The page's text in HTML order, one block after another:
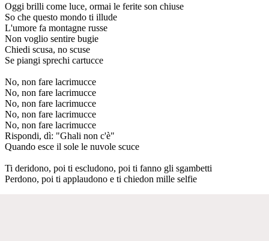
Oggi brilli come luce, ormai le ferite son chiuse
So che questo mondo ti illude
L'umore fa montagne russe
Non voglio sentire bugie
Chiedi scusa, no scuse
Se piangi sprechi cartucce
No, non fare lacrimucce
No, non fare lacrimucce
No, non fare lacrimucce
No, non fare lacrimucce
No, non fare lacrimucce
Rispondi, dì: "Ghali non c'è"
Quando esce il sole le nuvole scuce
Ti deridono, poi ti escludono, poi ti fanno gli sgambetti
Perdono, poi ti applaudono e ti chiedon mille selfie